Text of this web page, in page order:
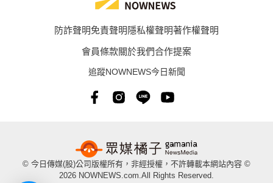
防詐聲明免責聲明隱私權聲明著作權聲明
會員條款關於我們合作提案
追蹤NOWNEWS今日新聞
© 今日傳媒(股)公司版權所有，非經授權，不許轉載本網站內容 ©
2026 NOWNEWS.com.All Rights Reserved.